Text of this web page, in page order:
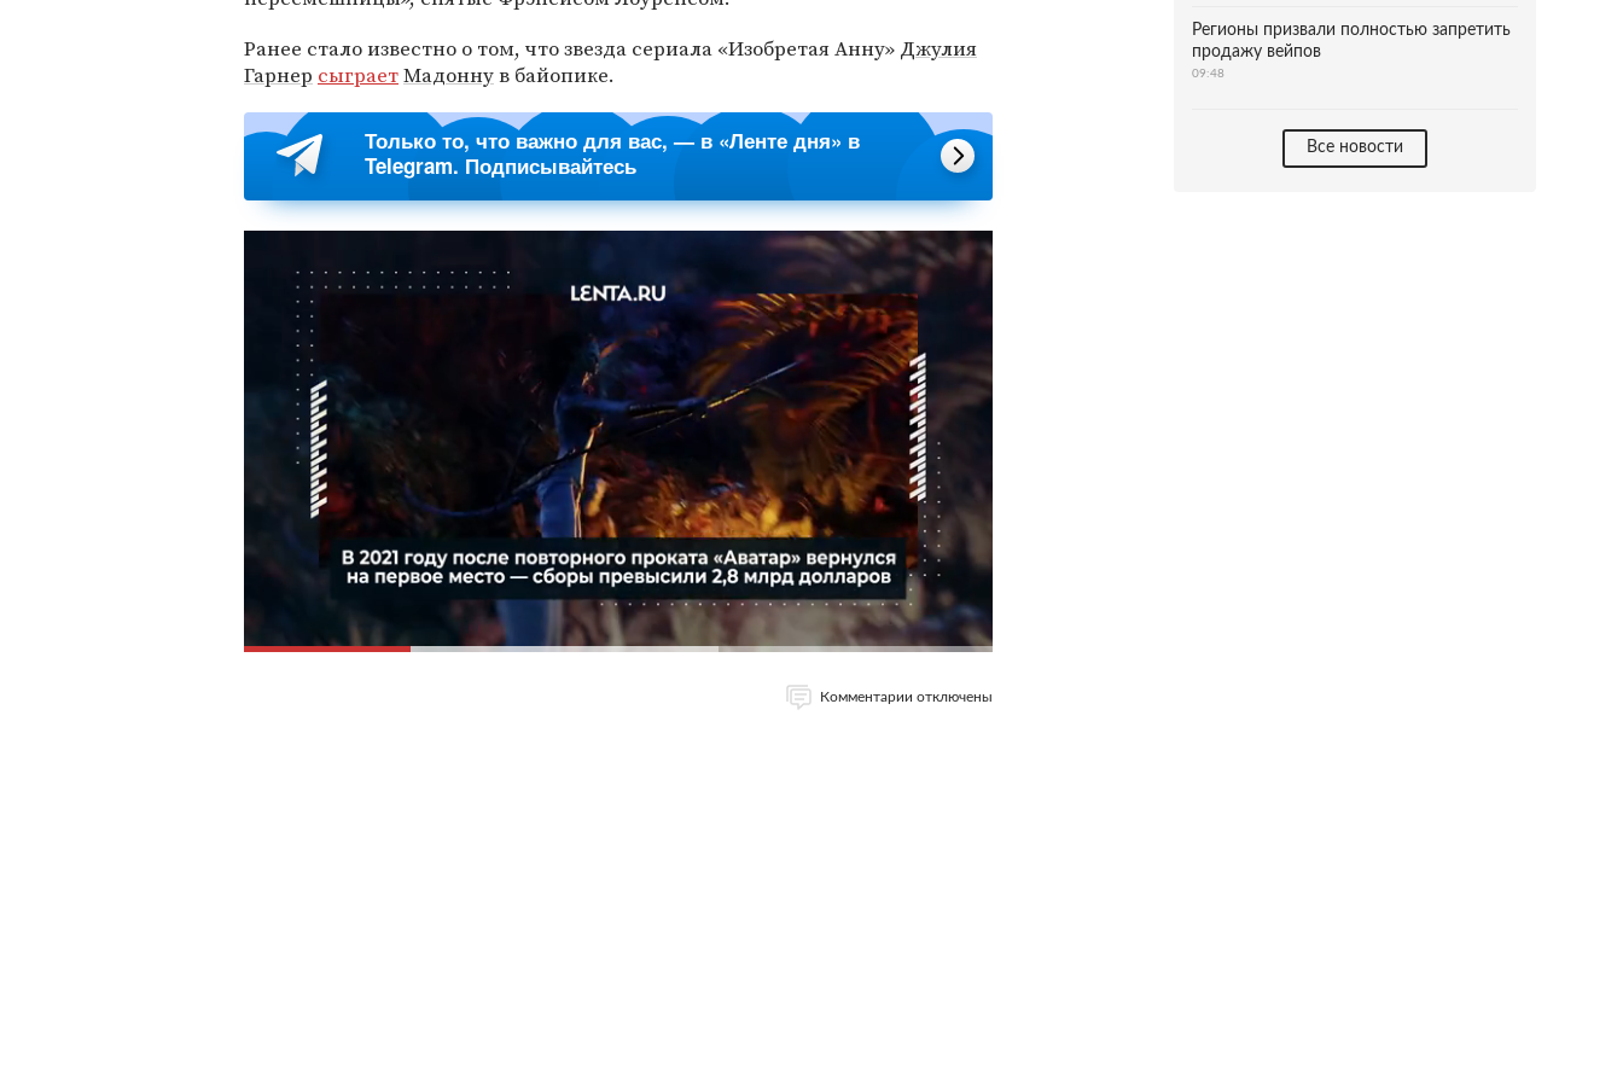
Ранее стало известно о том, что звезда сериала «Изобретая Анну» Джулия
Гарнер сыграетМадоннув байопике.
Только то, что важно для вас, — в «Ленте дня» в
Telegram. Подписывайтесь
Комментарии отключены
Регионы призвали полностью запретить
продажу вейпов
09:48
Все новости